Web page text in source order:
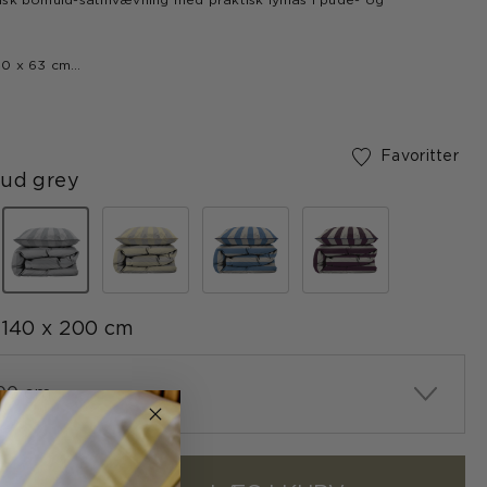
x 63 cm
100 10.HBD.77946 Hohenstein HTTI
Favoritter
grey
valgte
140 x 200 cm
cm